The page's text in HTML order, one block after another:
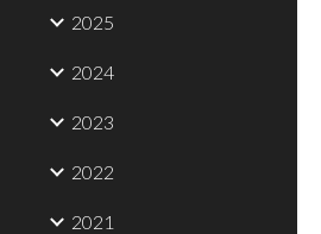
2025
2024
2023
2022
2021